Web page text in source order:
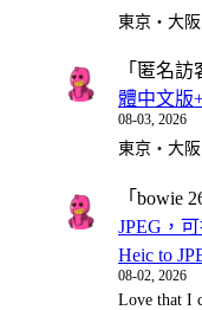
東京・大
「 匿名訪
體中文版
08-03, 2026
東京・大
「 bowie
JPEG，
Heic to
08-02, 2026
Love that I